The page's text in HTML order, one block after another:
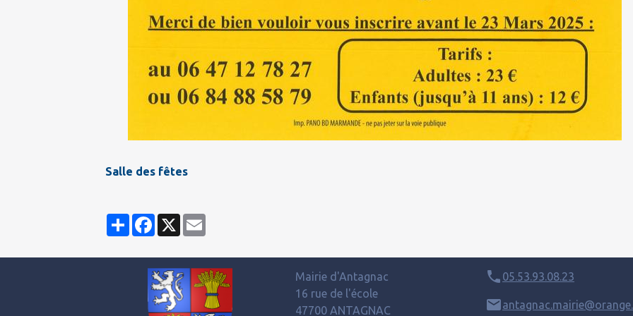
Salle des fêtes
PartagerFacebook
X
Mairie d'Antagnac
16 rue de l'école
47700 ANTAGNAC
05.53.93.08.23